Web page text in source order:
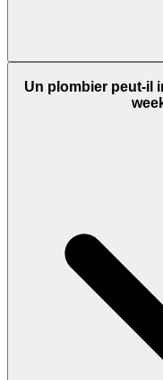
Un plombier peut-il